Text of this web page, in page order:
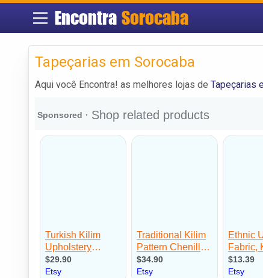
Encontra Sorocaba
Tapeçarias em Sorocaba
Aqui você Encontra! as melhores lojas de Tapeçarias